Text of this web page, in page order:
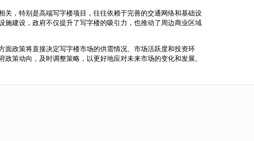
，特别是高端写字楼项目，往往依赖于完善的交通网络和基础设
建设，政府不仅提升了写字楼的吸引力，也推动了周边商业区域
政策将直接决定写字楼市场的供需情况、市场活跃度和投资环
策动向，及时调整策略，以更好地应对未来市场的变化和发展。